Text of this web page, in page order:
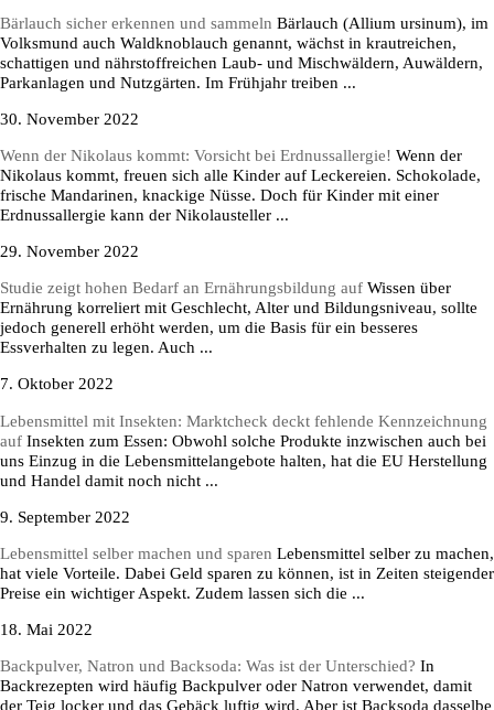
Bärlauch sicher erkennen und sammeln Bärlauch (Allium ursinum), im
Volksmund auch Waldknoblauch genannt, wächst in krautreichen,
schattigen und nährstoffreichen Laub- und Mischwäldern, Auwäldern,
Parkanlagen und Nutzgärten. Im Frühjahr treiben ...
30. November 2022
Wenn der Nikolaus kommt: Vorsicht bei Erdnussallergie! Wenn der
Nikolaus kommt, freuen sich alle Kinder auf Leckereien. Schokolade,
frische Mandarinen, knackige Nüsse. Doch für Kinder mit einer
Erdnussallergie kann der Nikolausteller ...
29. November 2022
Studie zeigt hohen Bedarf an Ernährungsbildung auf Wissen über
Ernährung korreliert mit Geschlecht, Alter und Bildungsniveau, sollte
jedoch generell erhöht werden, um die Basis für ein besseres
Essverhalten zu legen. Auch ...
7. Oktober 2022
Lebensmittel mit Insekten: Marktcheck deckt fehlende Kennzeichnung
auf Insekten zum Essen: Obwohl solche Produkte inzwischen auch bei
uns Einzug in die Lebensmittelangebote halten, hat die EU Herstellung
und Handel damit noch nicht ...
9. September 2022
Lebensmittel selber machen und sparen Lebensmittel selber zu machen,
hat viele Vorteile. Dabei Geld sparen zu können, ist in Zeiten steigender
Preise ein wichtiger Aspekt. Zudem lassen sich die ...
18. Mai 2022
Backpulver, Natron und Backsoda: Was ist der Unterschied? In
Backrezepten wird häufig Backpulver oder Natron verwendet, damit
der Teig locker und das Gebäck luftig wird. Aber ist Backsoda dasselbe